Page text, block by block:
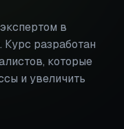
в
разработан
которые
и увеличить